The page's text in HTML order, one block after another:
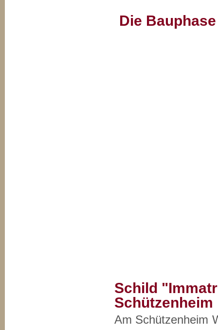
Die Bauphase
Schild
Schützenheim
Am Schützenheim